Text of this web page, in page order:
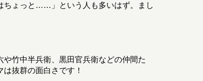
ちょっと……」という人も多いはず。まし
竹中半兵衛、黒田官兵衛などの仲間た
抜群の面白さです！